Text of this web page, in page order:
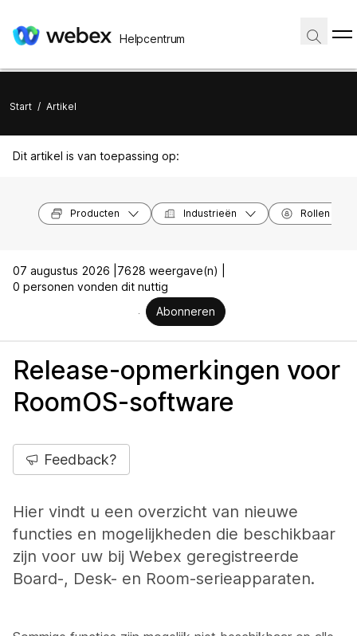
Helpcentrum
Start / Artikel
Dit artikel is van toepassing op:
Producten Industrieën Rollen
07 augustus 2026 | 7628 weergave(n) |
0 personen vonden dit nuttig
Abonneren
Release-opmerkingen voor
RoomOS-software
Feedback?
Hier vindt u een overzicht van nieuwe
functies en mogelijkheden die beschikbaar
zijn voor uw bij Webex geregistreerde
Board-, Desk- en Room-serieapparaten.